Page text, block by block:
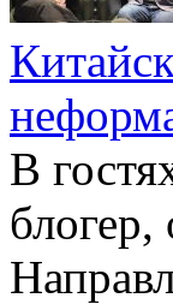
В
блогер,